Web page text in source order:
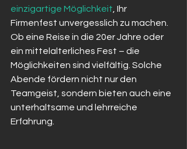
einzigartige Möglichkeit , Ihr
Firmenfest unvergesslich zu machen.
Ob eine Reise in die 20er Jahre oder
ein mittelalterliches Fest – die
Möglichkeiten sind vielfältig. Solche
Abende fördern nicht nur den
Teamgeist, sondern bieten auch eine
unterhaltsame und lehrreiche
Erfahrung.